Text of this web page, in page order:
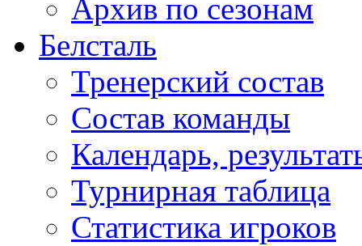
Архив по сезонам
Белсталь
Тренерский состав
Состав команды
Календарь,
Турнирная таблица
Статистика игроков